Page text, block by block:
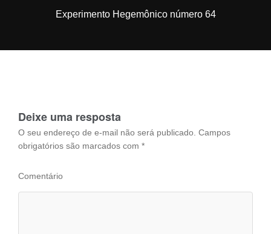
Experimento Hegemônico número 64
Deixe uma resposta
O seu endereço de e-mail não será publicado. Campos
obrigatórios são marcados com *
Comentário